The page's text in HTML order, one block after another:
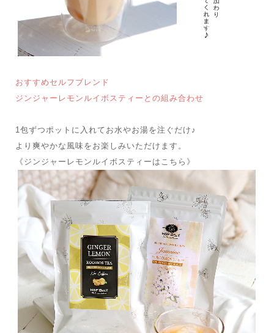
おすすめセルフブレンド
ジンジャーレモンルイボスティーとの組み合わせ
1包ずつポットに入れてお水やお湯を注ぐだけ♪
より爽やかな風味をお楽しみいただけます。
《ジンジャーレモンルイボスティーはこちら》